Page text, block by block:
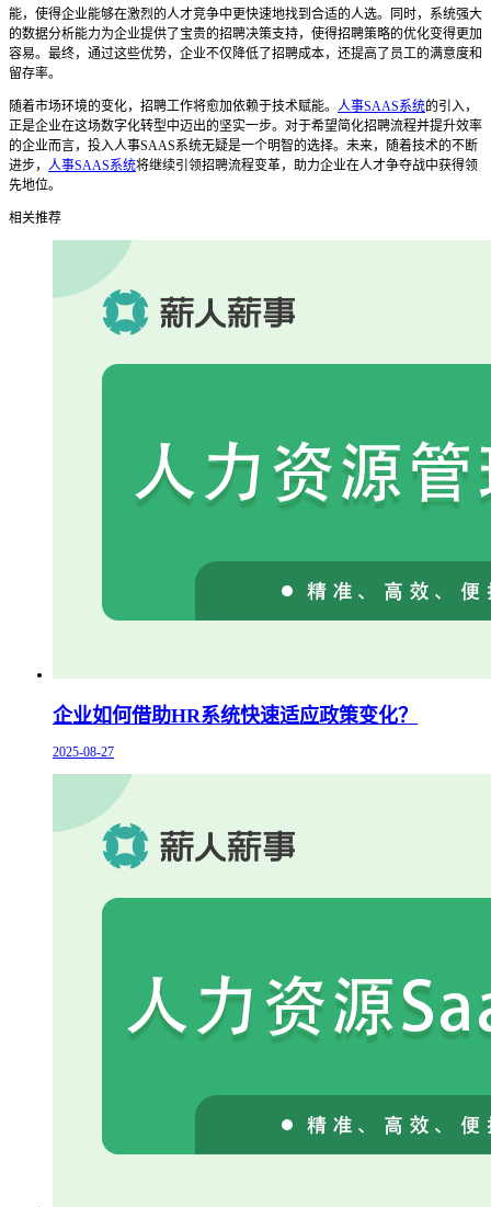
能，使得企业能够在激烈的人才竞争中更快速地找到合适的人选。同时，系统强大
的数据分析能力为企业提供了宝贵的招聘决策支持，使得招聘策略的优化变得更加
容易。最终，通过这些优势，企业不仅降低了招聘成本，还提高了员工的满意度和
留存率。
随着市场环境的变化，招聘工作将愈加依赖于技术赋能。 人事SAAS系统的引入，
正是企业在这场数字化转型中迈出的坚实一步。对于希望简化招聘流程并提升效率
的企业而言，投入人事SAAS系统无疑是一个明智的选择。未来，随着技术的不断
进步， 人事SAAS系统将继续引领招聘流程变革，助力企业在人才争夺战中获得领
先地位。
相关推荐
企业如何借助HR系统快速适应政策变化？
2025-08-27